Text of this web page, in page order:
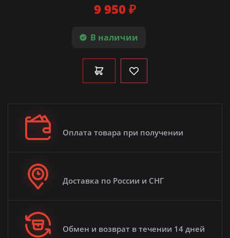
В наличии
9 950 ₽
Оплата товара при получении
Доставка по России и СНГ
Обмен и возврат в течении 14 дней